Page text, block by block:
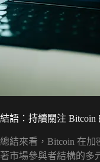
結語：持續關注 Bitcoin
總結來看，Bitcoin 在
著市場參與者結構的多